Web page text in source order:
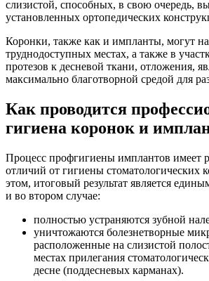
слизистой, способных, в свою очередь,
установленных ортопедических
Коронки, также как и импланты, могут
труднодоступных местах, а также в
протезов к десневой ткани, отложения,
максимально благотворной средой для
Как проводится
гигиена коронок и
Процесс профгигиены имплантов имеет
отличий от гигиены стоматологических
этом, итоговый результат является
и во втором случае:
полностью устраняются зубной
уничтожаются болезнетворные
расположенные на слизистой
местах прилегания
десне (поддесневых карманах).